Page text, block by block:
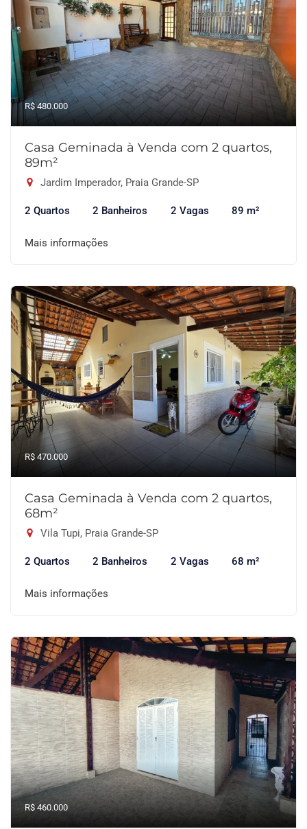
R$ 480.000
Casa Geminada à Venda com 2 quartos,
89m²
Jardim Imperador, Praia Grande-SP
2 Quartos 2 Banheiros 2 Vagas 89 m²
Mais informações
R$ 470.000
Casa Geminada à Venda com 2 quartos,
68m²
Vila Tupi, Praia Grande-SP
2 Quartos 2 Banheiros 2 Vagas 68 m²
Mais informações
R$ 460.000